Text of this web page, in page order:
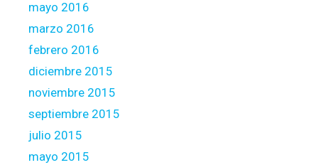
mayo 2016
marzo 2016
febrero 2016
diciembre 2015
noviembre 2015
septiembre 2015
julio 2015
mayo 2015